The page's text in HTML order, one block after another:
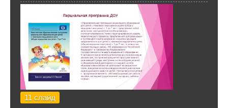
11 слайд